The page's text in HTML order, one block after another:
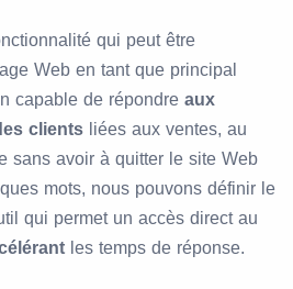
qui peut être
Web en tant que principal
capable de répondre aux
clients liées aux ventes, au
sans avoir à quitter le site Web
mots, nous pouvons définir le
qui permet un accès direct au
les temps de réponse.